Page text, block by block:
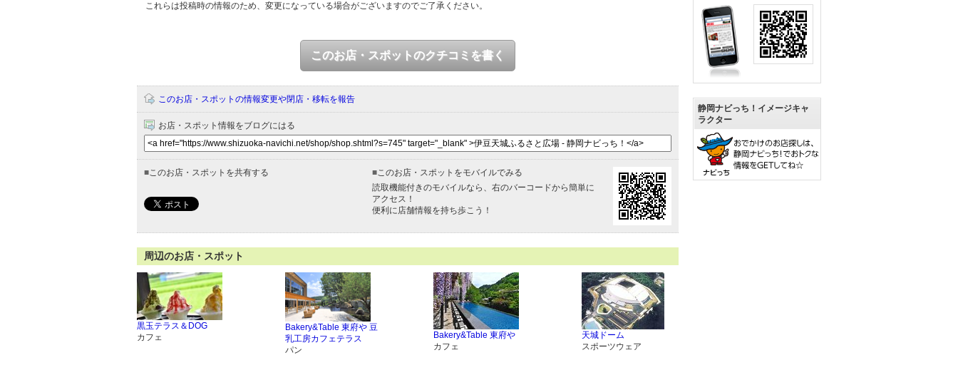
これらは投稿時の情報のため、変更になっている場合がございますのでご了承ください。
このお店・スポットのクチコミを書く
このお店・スポットの情報変更や閉店・移転を報告
お店・スポット情報をブログにはる
■このお店・スポットを共有する ■このお店・スポットをモバイルでみる
読取機能付きのモバイルなら、右のバーコードから簡単に
アクセス！
便利に店舗情報を持ち歩こう！
周辺のお店・スポット
黒玉テラス＆DOG
カフェ
Bakery&Table 東府や 豆
乳工房カフェテラス
パン
Bakery&Table 東府や
カフェ
天城ドーム
スポーツウェア
静岡ナビっち！イメージキャ
ラクター